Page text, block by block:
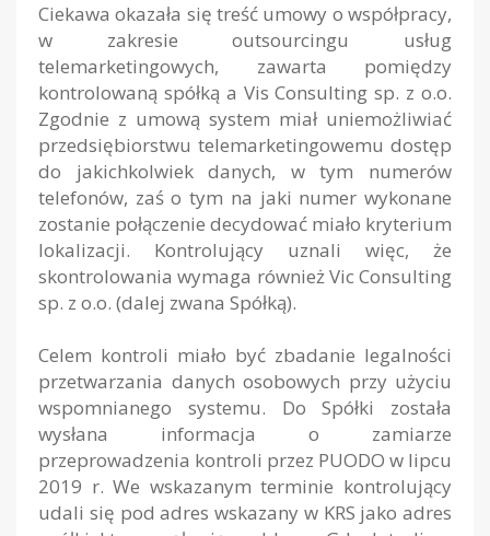
Ciekawa okazała się treść umowy o współpracy,
w zakresie outsourcingu usług
telemarketingowych, zawarta pomiędzy
kontrolowaną spółką a Vis Consulting sp. z o.o.
Zgodnie z umową system miał uniemożliwiać
przedsiębiorstwu telemarketingowemu dostęp
do jakichkolwiek danych, w tym numerów
telefonów, zaś o tym na jaki numer wykonane
zostanie połączenie decydować miało kryterium
lokalizacji. Kontrolujący uznali więc, że
skontrolowania wymaga również Vic Consulting
sp. z o.o. (dalej zwana Spółką).
Celem kontroli miało być zbadanie legalności
przetwarzania danych osobowych przy użyciu
wspomnianego systemu. Do Spółki została
wysłana informacja o zamiarze
przeprowadzenia kontroli przez PUODO w lipcu
2019 r. We wskazanym terminie kontrolujący
udali się pod adres wskazany w KRS jako adres